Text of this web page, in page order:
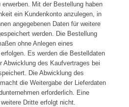
erwerben. Mit der Bestellung haben
ein Kundenkonto anzulegen, in
angegebenen Daten für weitere
werden. Die Bestellung
ohne Anlegen eines
Es werden die Bestelldaten
Abwicklung des Kaufvertrages bei
Die Abwicklung des
die Weitergabe der Lieferdaten
erforderlich. Eine
Dritte erfolgt nicht.